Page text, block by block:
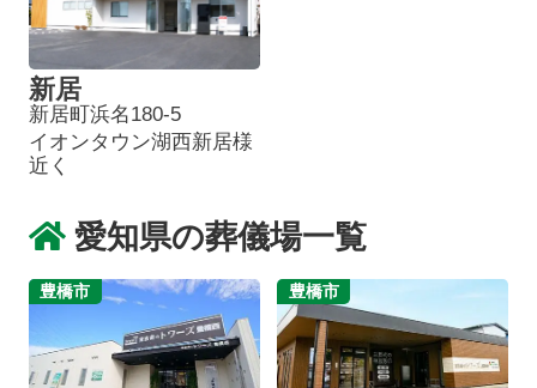
新居
新居町浜名180-5
イオンタウン湖西新居様
近く
愛知県の葬儀場一覧
豊橋市 豊橋市